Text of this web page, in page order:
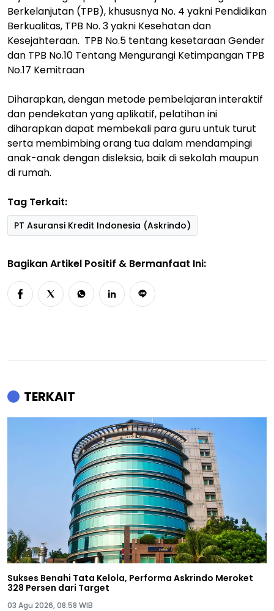
Berkelanjutan (TPB), khususnya No. 4 yakni Pendidikan
Berkualitas, TPB No. 3 yakni Kesehatan dan
Kesejahteraan. TPB No.5 tentang kesetaraan Gender
dan TPB No.10 Tentang Mengurangi Ketimpangan TPB
No.17 Kemitraan
Diharapkan, dengan metode pembelajaran interaktif
dan pendekatan yang aplikatif, pelatihan ini
diharapkan dapat membekali para guru untuk turut
serta membimbing orang tua dalam mendampingi
anak-anak dengan disleksia, baik di sekolah maupun
di rumah.
Tag Terkait:
PT Asuransi Kredit Indonesia (Askrindo)
Bagikan Artikel Positif & Bermanfaat Ini:
TERKAIT
Sukses Benahi Tata Kelola, Performa Askrindo Meroket
328 Persen dari Target
03 Agu 2026, 08:58 WIB